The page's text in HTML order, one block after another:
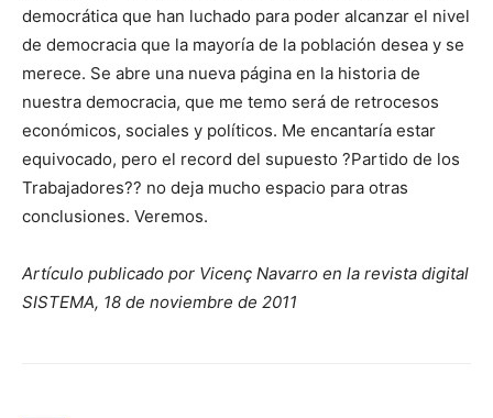
democrática que han luchado para poder alcanzar el nivel
de democracia que la mayoría de la población desea y se
merece. Se abre una nueva página en la historia de
nuestra democracia, que me temo será de retrocesos
económicos, sociales y políticos. Me encantaría estar
equivocado, pero el record del supuesto ?Partido de los
Trabajadores?? no deja mucho espacio para otras
conclusiones. Veremos.
Artículo publicado por Vicenç Navarro en la revista digital
SISTEMA, 18 de noviembre de 2011